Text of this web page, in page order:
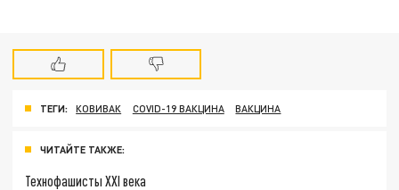
ТЕГИ: КОВИВАК COVID-19 ВАКЦИНА ВАКЦИНА
ЧИТАЙТЕ ТАКЖЕ:
Технофашисты XXI века